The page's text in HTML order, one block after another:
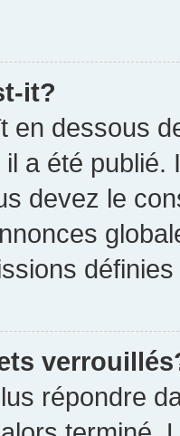
it?
en dessous
a été
devez le
définies
répondre